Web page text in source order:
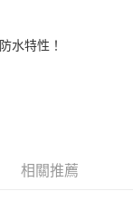
水特性！
相關推薦